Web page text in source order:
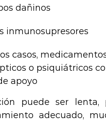
dañinos
inmunosupresores
casos,
o psiquiátricos
apoyo
puede ser lenta,
adecuado,